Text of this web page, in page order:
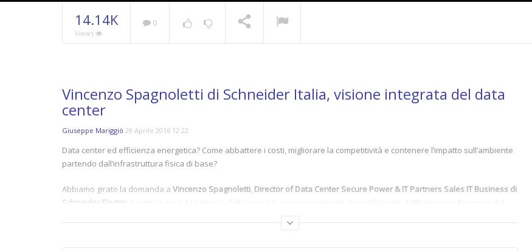
14.14K
Views
0
Vincenzo Spagnoletti di Schneider Italia, visione integrata del data
center
Giuseppe Mariggiò 29 Aprile 2016 12:22
Data center ed efficienza energetica? Come abbattere i costi, migliorare la competitività e contenere l’impatto sull’ambiente
partendo dall’infrastruttura fisica di base?
Abbiamo girato la domanda a Vincenzo Spagnoletti, Director of Data Center Secure Power & IT Partners Sales IT Business di
Schneider Electric . Il primo passo è la misura dell’energia e, successivamente, l’uso efficiente dell’energia in funzione del